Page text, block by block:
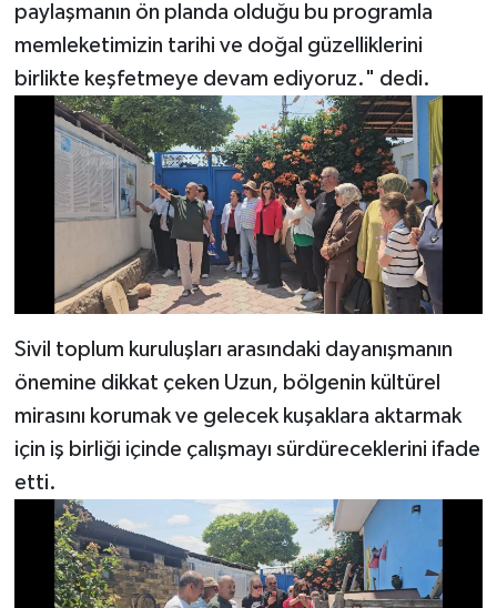
paylaşmanın ön planda olduğu bu programla
memleketimizin tarihi ve doğal güzelliklerini
birlikte keşfetmeye devam ediyoruz." dedi.
Sivil toplum kuruluşları arasındaki dayanışmanın
önemine dikkat çeken Uzun, bölgenin kültürel
mirasını korumak ve gelecek kuşaklara aktarmak
için iş birliği içinde çalışmayı sürdüreceklerini ifade
etti.